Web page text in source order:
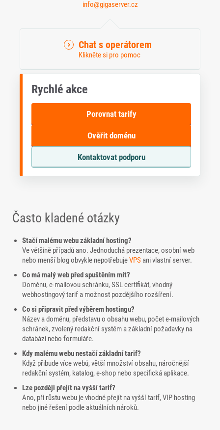
info@gigaserver.cz
Chat s operátorem
Klikněte si pro pomoc
Rychlé akce
Porovnat tarify
Ověřit doménu
Kontaktovat podporu
Často kladené otázky
Stačí malému webu základní hosting?
Ve většině případů ano. Jednoduchá prezentace, osobní web
nebo menší blog obvykle nepotřebujeVPS ani vlastní server.
Co má malý web před spuštěním mít?
Doménu, e-mailovou schránku, SSL certifikát, vhodný
webhostingový tarif a možnost pozdějšího rozšíření.
Co si připravit před výběrem hostingu?
Název a doménu, představu o obsahu webu, počet e-mailových
schránek, zvolený redakční systém a základní požadavky na
databázi nebo formuláře.
Kdy malému webu nestačí základní tarif?
Když přibude více webů, větší množství obsahu, náročnější
redakční systém, katalog, e-shop nebo specifická aplikace.
Lze později přejít na vyšší tarif?
Ano, při růstu webu je vhodné přejít na vyšší tarif, VIP hosting
nebo jiné řešení podle aktuálních nároků.